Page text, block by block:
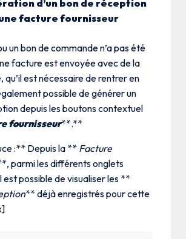
d’un bon de réception
facture fournisseur
un bon de commande n’a pas été
facture est envoyée avec de la
qu’il est nécessaire de rentrer en
possible de générer un
depuis les boutons contextuel
fournisseur**.**
:** Depuis la ** Facture
parmi les différents onglets
est possible de visualiser les **
** déjà enregistrés pour cette